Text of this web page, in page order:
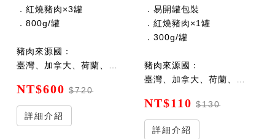
．紅燒豬肉×3罐
．800g/罐
豬肉來源國：
臺灣、加拿大、荷蘭、西班牙、丹麥
NT$600 $720
詳細介紹
．易開罐包裝
．紅燒豬肉×1罐
．300g/罐
豬肉來源國：
臺灣、加拿大、荷蘭、西班牙、丹麥
NT$110 $130
詳細介紹